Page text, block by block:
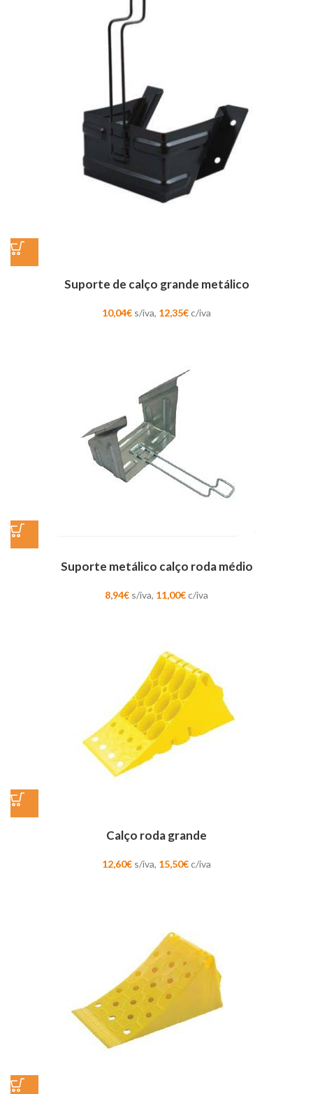
Suporte de calço grande metálico
10,04€ s/iva, 12,35€c/iva
Suporte metálico calço roda médio
8,94€ s/iva, 11,00€c/iva
Calço roda grande
12,60€ s/iva, 15,50€c/iva